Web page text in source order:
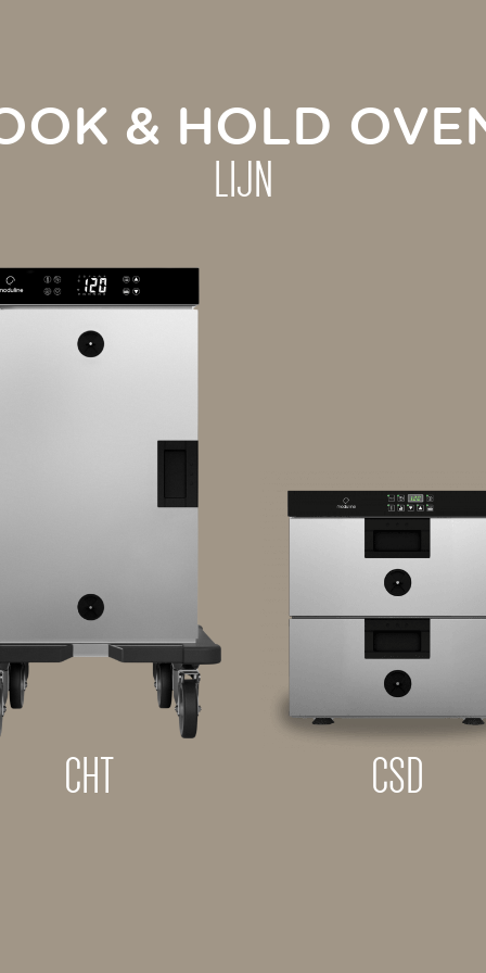
& HOLD
LIJN
CHT CSD